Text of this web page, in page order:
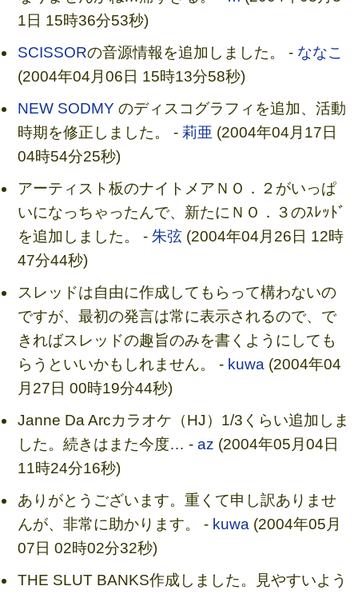
1日 15時36分53秒)
SCISSORの音源情報を追加しました。 - ななこ
(2004年04月06日 15時13分58秒)
NEW SODMY のディスコグラフィを追加、活動
時期を修正しました。 - 莉亜 (2004年04月17日
04時54分25秒)
アーティスト板のナイトメアＮＯ．２がいっぱ
いになっちゃったんで、新たにＮＯ．３のｽﾚｯﾄﾞ
を追加しました。 - 朱弦(2004年04月26日 12時
47分44秒)
スレッドは自由に作成してもらって構わないの
ですが、最初の発言は常に表示されるので、で
きればスレッドの趣旨のみを書くようにしても
らうといいかもしれません。 - kuwa (2004年04
月27日 00時19分44秒)
Janne Da Arcカラオケ（HJ）1/3くらい追加しま
した。続きはまた今度… - az (2004年05月04日
11時24分16秒)
ありがとうございます。重くて申し訳ありませ
んが、非常に助かります。 - kuwa (2004年05月
07日 02時02分32秒)
THE SLUT BANKS作成しました。見やすいよう